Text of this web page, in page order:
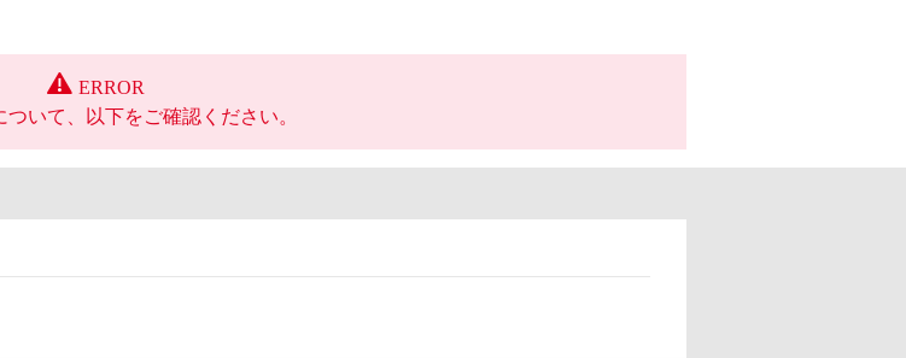
ERROR
ついて、以下をご確認ください。